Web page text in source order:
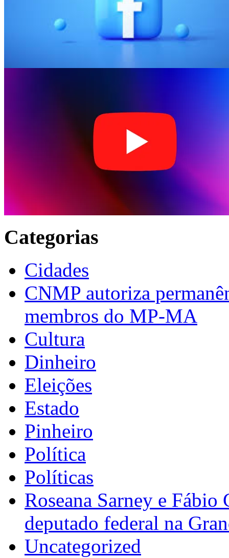
Categorias
Cidades
CNMP autoriza
membros do MP-MA
Cultura
Dinheiro
Eleições
Estado
Pinheiro
Política
Políticas
Roseana Sarney e
deputado federal na
Uncategorized